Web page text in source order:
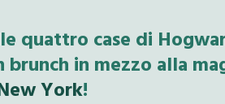
quattro case di
in mezzo alla
York!